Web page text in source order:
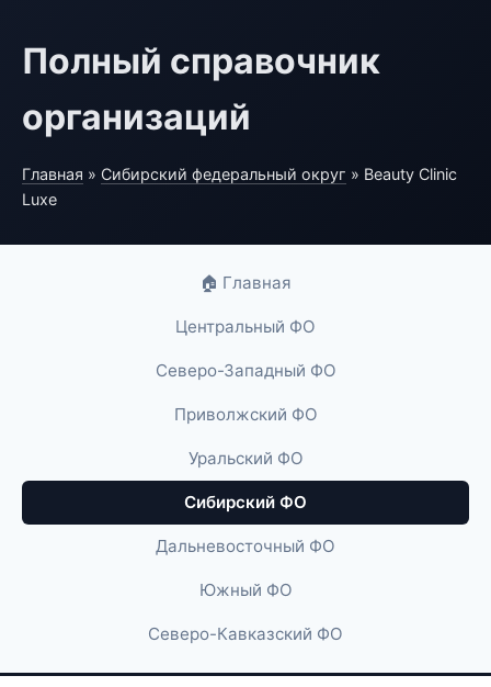
Полный справочник
организаций
Главная » Сибирский федеральный округ » Beauty Clinic
Luxe
🏠 Главная
Центральный ФО
Северо-Западный ФО
Приволжский ФО
Уральский ФО
Сибирский ФО
Дальневосточный ФО
Южный ФО
Северо-Кавказский ФО